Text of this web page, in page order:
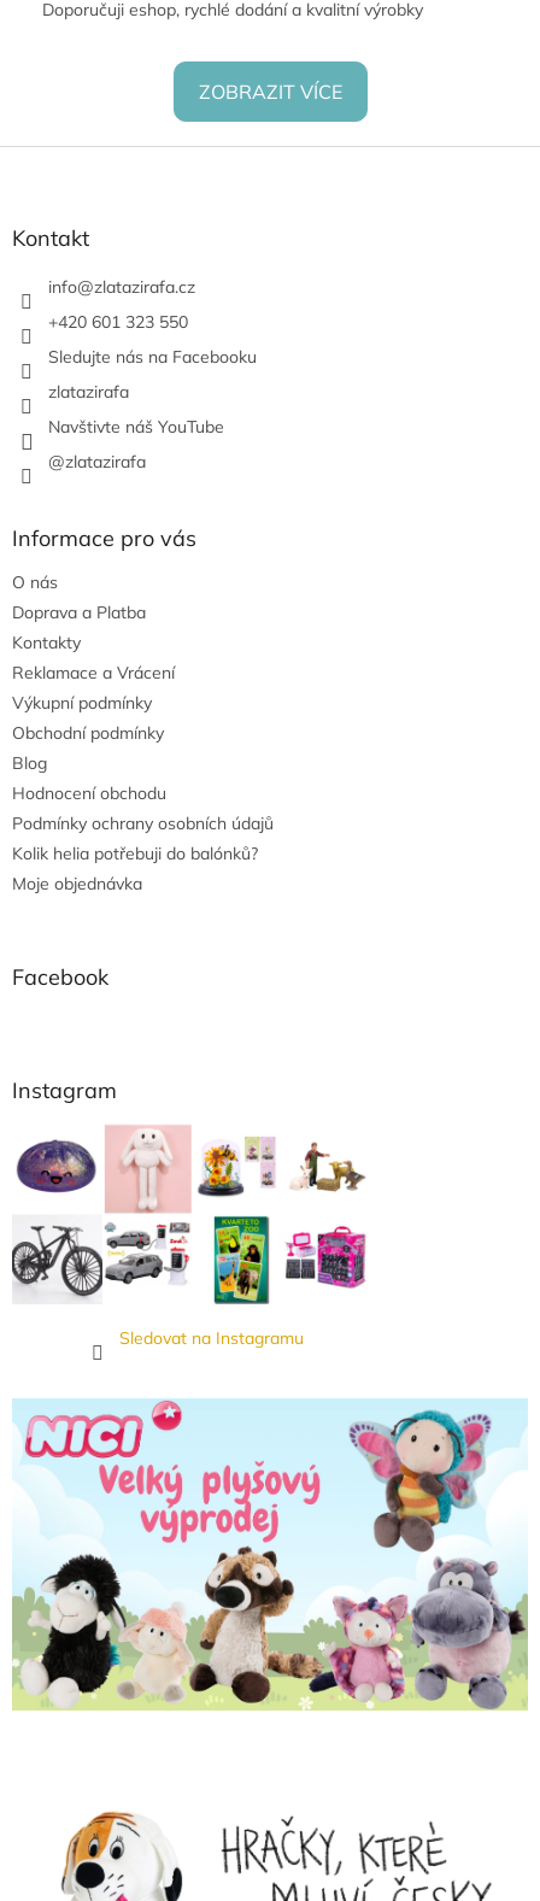
Doporučuji eshop, rychlé dodání a kvalitní výrobky
ZOBRAZIT VÍCE
Kontakt
info@zlatazirafa.cz
+420 601 323 550
Sledujte nás na Facebooku
zlatazirafa
Navštivte náš YouTube
@zlatazirafa
Informace pro vás
O nás
Doprava a Platba
Kontakty
Reklamace a Vrácení
Výkupní podmínky
Obchodní podmínky
Blog
Hodnocení obchodu
Podmínky ochrany osobních údajů
Kolik helia potřebuji do balónků?
Moje objednávka
Facebook
Instagram
Sledovat na Instagramu